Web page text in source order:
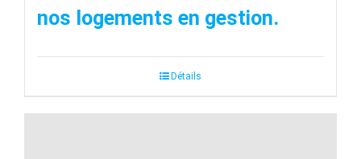
nos logements en gestion.
Détails